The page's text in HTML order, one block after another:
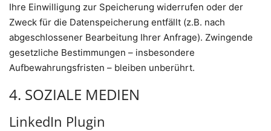
Ihre Einwilligung zur Speicherung widerrufen oder der
Zweck für die Datenspeicherung entfällt (z.B. nach
abgeschlossener Bearbeitung Ihrer Anfrage). Zwingende
gesetzliche Bestimmungen – insbesondere
Aufbewahrungsfristen – bleiben unberührt.
4. SOZIALE MEDIEN
LinkedIn Plugin